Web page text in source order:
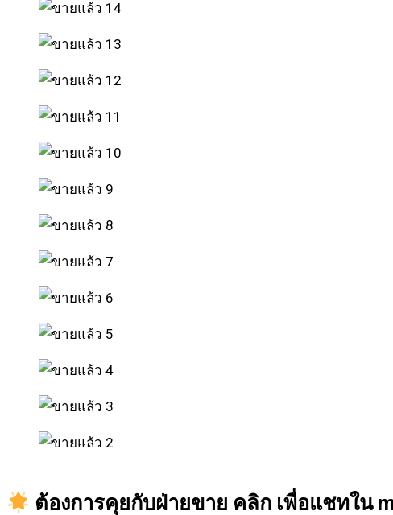
ต้องการคุยกับฝ่ายขาย คลิก เพื่อแชทใน